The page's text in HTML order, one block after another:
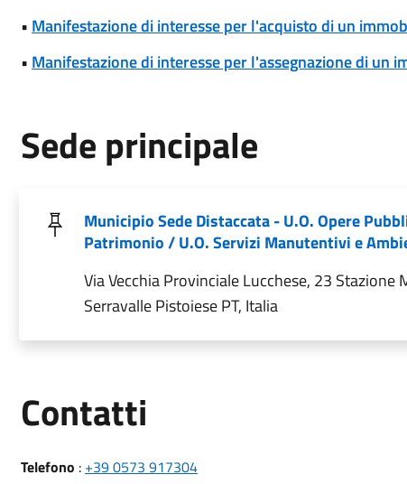
• Manifestazione di interesse per l'acquisto di un
• Manifestazione di interesse per l'assegnazione di un
Sede principale
Municipio Sede Distaccata - U.O. Opere
Patrimonio / U.O. Servizi Manutentivi e
Via Vecchia Provinciale Lucchese, 23 Stazione
Serravalle Pistoiese PT, Italia
Contatti
Telefono : +39 0573 917304